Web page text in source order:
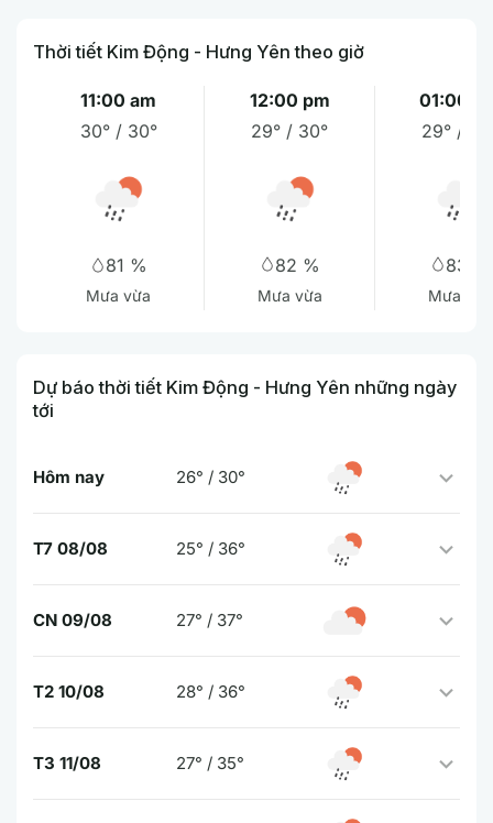
Thời tiết Kim Động - Hưng Yên theo giờ
11:00 am
30° / 30°
81 %
Mưa vừa
12:00 pm
29° / 30°
82 %
Mưa vừa
01:00
29° /
83 %
Mưa vừa
Dự báo thời tiết Kim Động - Hưng Yên những ngày
tới
Hôm nay 26° / 30°
T7 08/08 25° / 36°
CN 09/08 27° / 37°
T2 10/08 28° / 36°
T3 11/08 27° / 35°